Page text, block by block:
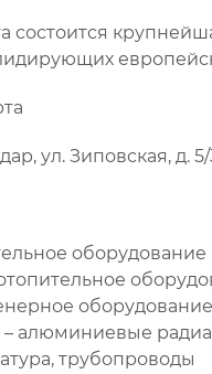
состоится
ул. Зиповская, д.
оборудование
оборудование
– алюминиевые
трубопроводы